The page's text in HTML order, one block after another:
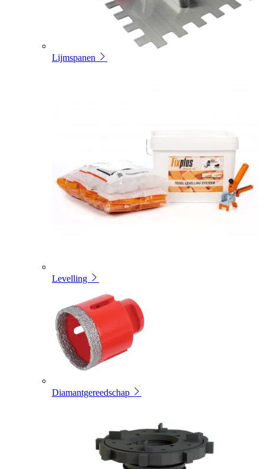
Lijmspanen
Levelling
Diamantgereedschap